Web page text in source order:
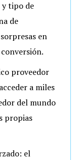
tipo de
de
en
proveedor
a miles
del mundo
propias
: el